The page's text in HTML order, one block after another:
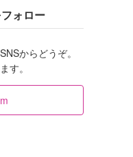
ォロー
からどうぞ。
す。